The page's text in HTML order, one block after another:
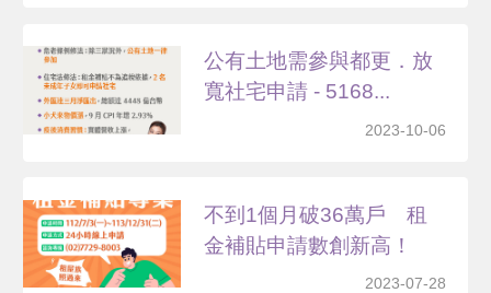
公有土地需參與都更．放
寬社宅申請 - 5168...
2023-10-06
不到1個月破36萬戶 租
金補貼申請數創新高！
2023-07-28